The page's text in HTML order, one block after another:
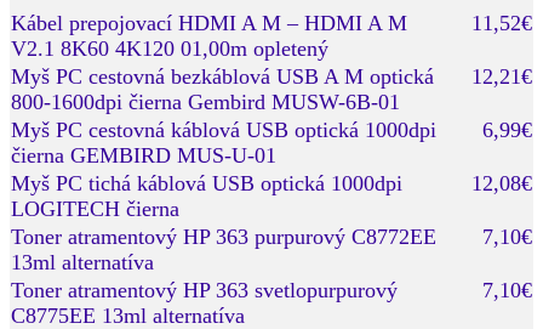
Kábel prepojovací HDMI A M – HDMI A M
V2.1 8K60 4K120 01,00m opletený
11,52€
Myš PC cestovná bezkáblová USB A M optická
800-1600dpi čierna Gembird MUSW-6B-01
12,21€
Myš PC cestovná káblová USB optická 1000dpi
čierna GEMBIRD MUS-U-01
6,99€
Myš PC tichá káblová USB optická 1000dpi
LOGITECH čierna
12,08€
Toner atramentový HP 363 purpurový C8772EE
13ml alternatíva
7,10€
Toner atramentový HP 363 svetlopurpurový
C8775EE 13ml alternatíva
7,10€